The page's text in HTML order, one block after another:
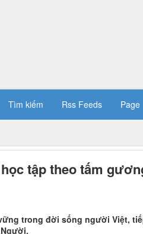
Tìm kiếm Rss Feeds Page
tập theo tấm
trong đời sống người Việt,